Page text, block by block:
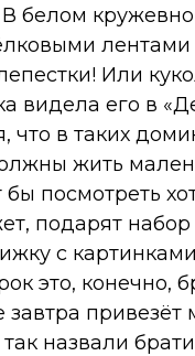
белом
Или
видела его в
что в таких
жить
бы посмотреть
подарят набор
с
это, конечно,
завтра привезёт
назвали